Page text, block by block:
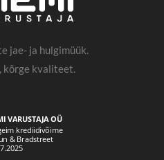
jae- ja hulgimüük.
kõrge kvaliteet.